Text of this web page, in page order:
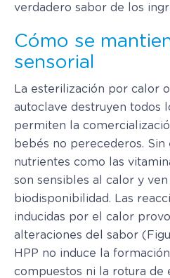
verdadero sabor de los
Cómo se
sensorial
La esterilización por calor
autoclave destruyen todos
permiten la
bebés no perecederos. Sin
nutrientes como las
son sensibles al calor y ven
biodisponibilidad. Las
inducidas por el calor
alteraciones del sabor
HPP no induce la
compuestos ni la rotura de